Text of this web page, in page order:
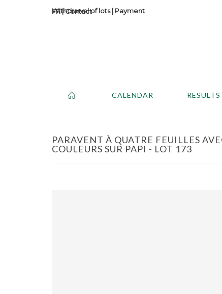
Contact
Withdrawal of lots| Payment
CALENDAR RESULTS
PARAVENT À QUATRE FEUILLES
COULEURS SUR PAPI - LOT 173